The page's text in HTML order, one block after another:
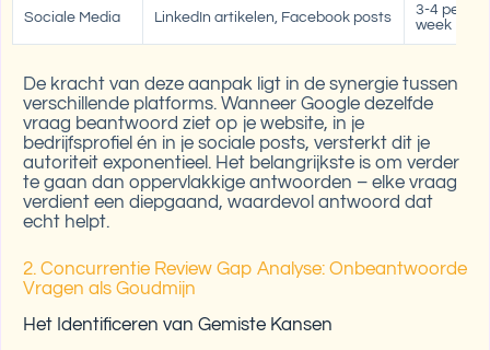
Sociale Media LinkedIn artikelen, Facebook posts
3-4 per
week
De kracht van deze aanpak ligt in de synergie tussen
verschillende platforms. Wanneer Google dezelfde
vraag beantwoord ziet op je website, in je
bedrijfsprofiel én in je sociale posts, versterkt dit je
autoriteit exponentieel. Het belangrijkste is om verder
te gaan dan oppervlakkige antwoorden – elke vraag
verdient een diepgaand, waardevol antwoord dat
echt helpt.
2. Concurrentie Review Gap Analyse: Onbeantwoorde
Vragen als Goudmijn
Het Identificeren van Gemiste Kansen